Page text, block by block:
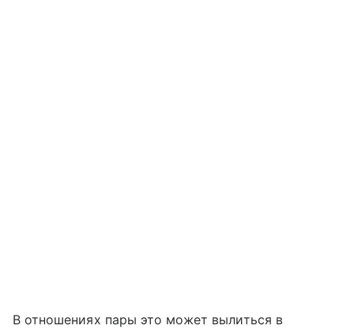
В отношениях пары это может вылиться в